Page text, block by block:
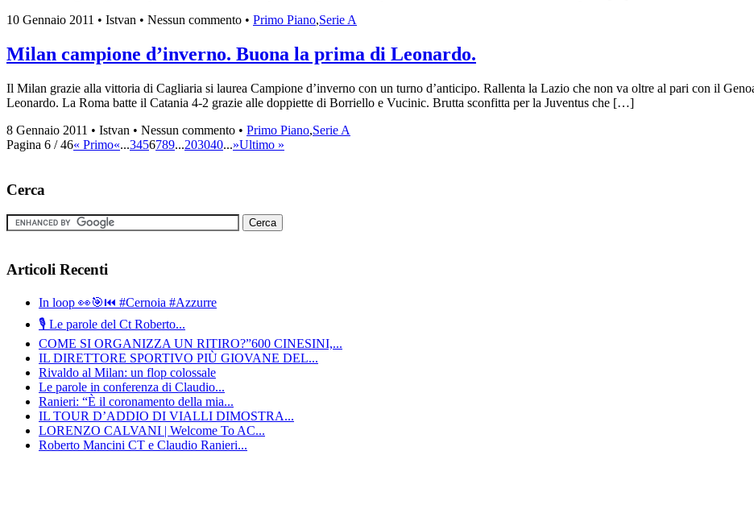
10 Gennaio 2011 • Istvan • Nessun commento • Primo Piano,Serie A
Milan campione d’inverno. Buona la prima di Leonardo.
Il Milan grazie alla vittoria di Cagliaria si laurea Campione d’inverno con un turno d’anticipo. Rallenta la Lazio che non va oltre al pari con il
Leonardo. La Roma batte il Catania 4-2 grazie alle doppiette di Borriello e Vucinic. Brutta sconfitta per la Juventus che […]
8 Gennaio 2011 • Istvan • Nessun commento • Primo Piano,Serie A
Pagina 6 / 46« Primo«...3456789...203040...»Ultimo »
Cerca
Articoli Recenti
In loop 👀🎯⏮️ #Cernoia #Azzurre
🎙️ Le parole del Ct Roberto...
COME SI ORGANIZZA UN RITIRO?”600 CINESINI,...
IL DIRETTORE SPORTIVO PIÙ GIOVANE DEL...
Rivaldo al Milan: un flop colossale
Le parole in conferenza di Claudio...
Ranieri: “È il coronamento della mia...
IL TOUR D’ADDIO DI VIALLI DIMOSTRA...
LORENZO CALVANI | Welcome To AC...
Roberto Mancini CT e Claudio Ranieri...